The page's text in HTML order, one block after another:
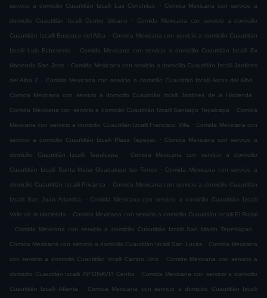
servicio a domicilio Cuautitlán Izcalli Las Conchitas . Comida Mexicana con servicio a
domicilio Cuautitlán Izcalli Centro Urbano . Comida Mexicana con servicio a domicilio
Cuautitlán Izcalli Bosques del Alba . Comida Mexicana con servicio a domicilio Cuautitlán
Izcalli Luis Echeverria . Comida Mexicana con servicio a domicilio Cuautitlán Izcalli Ex
Hacienda San Jose . Comida Mexicana con servicio a domicilio Cuautitlán Izcalli Jardines
del Alba 2 . Comida Mexicana con servicio a domicilio Cuautitlán Izcalli Arcos del Alba .
Comida Mexicana con servicio a domicilio Cuautitlán Izcalli Jardines de la Hacienda .
Comida Mexicana con servicio a domicilio Cuautitlán Izcalli Santiago Tepalcapa . Comida
Mexicana con servicio a domicilio Cuautitlán Izcalli Francisco Villa . Comida Mexicana con
servicio a domicilio Cuautitlán Izcalli Plaza Tepeyac . Comida Mexicana con servicio a
domicilio Cuautitlán Izcalli Tepalcapa . Comida Mexicana con servicio a domicilio
Cuautitlán Izcalli Santa Maria Guadalupe las Torres . Comida Mexicana con servicio a
domicilio Cuautitlán Izcalli Privanza . Comida Mexicana con servicio a domicilio Cuautitlán
Izcalli San Juan Atlamica . Comida Mexicana con servicio a domicilio Cuautitlán Izcalli
Valle de la Hacienda . Comida Mexicana con servicio a domicilio Cuautitlán Izcalli El Rosal
.
Comida Mexicana con servicio a domicilio Cuautitlán Izcalli San Martin Tepetlixpan .
Comida Mexicana con servicio a domicilio Cuautitlán Izcalli San Lucas . Comida Mexicana
con servicio a domicilio Cuautitlán Izcalli Campo Uno . Comida Mexicana con servicio a
domicilio Cuautitlán Izcalli INFONAVIT Centro . Comida Mexicana con servicio a domicilio
Cuautitlán Izcalli Atlanta . Comida Mexicana con servicio a domicilio Cuautitlán Izcalli